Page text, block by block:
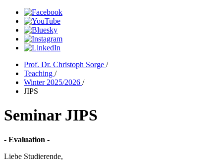
Prof. Dr. Christoph Sorge /
Teaching /
Winter 2025/2026 /
JIPS
Seminar JIPS
- Evaluation -
Liebe Studierende,